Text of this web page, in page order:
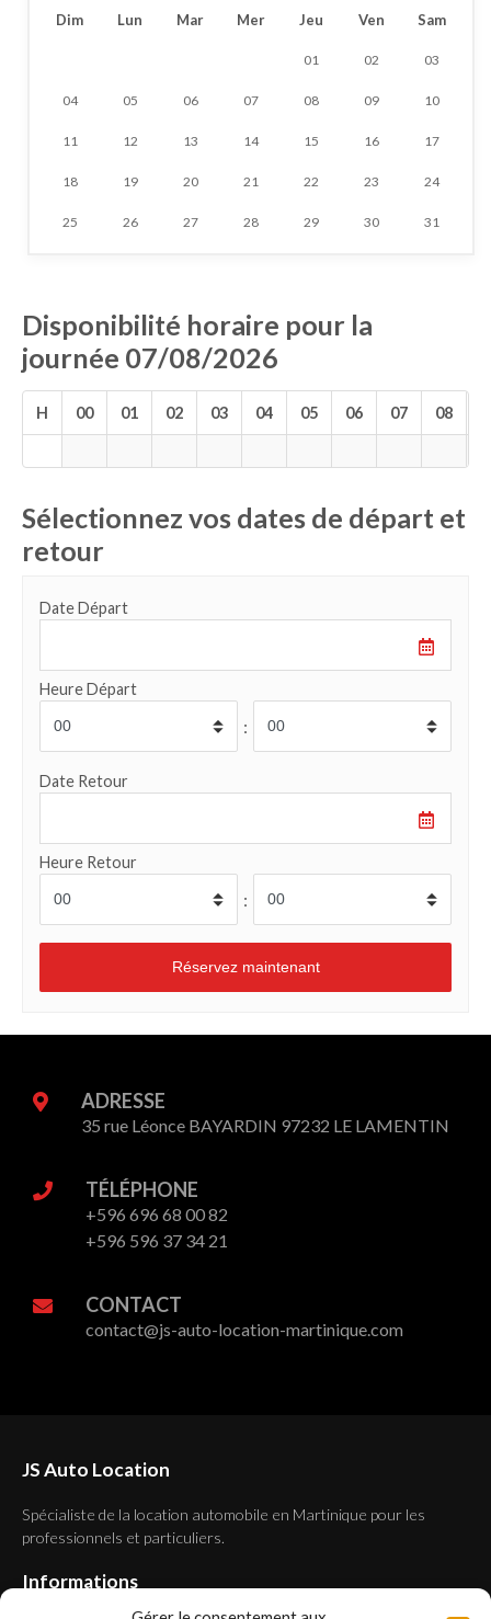
Dim Lun Mar Mer Jeu Ven Sam
01 02 03
04 05 06 07 08 09 10
11 12 13 14 15 16 17
18 19 20 21 22 23 24
25 26 27 28 29 30 31
Disponibilité horaire pour la
journée 07/08/2026
H 00 01 02 03 04 05 06 07 08
Sélectionnez vos dates de départ et
retour
Date Départ
Heure Départ
:
Date Retour
Heure Retour
:
ADRESSE
35 rue Léonce BAYARDIN 97232 LE LAMENTIN
TÉLÉPHONE
+596 696 68 00 82
+596 596 37 34 21
CONTACT
contact@js-auto-location-martinique.com
JS Auto Location
Spécialiste de la location automobile en Martinique pour les
professionnels et particuliers.
Informations